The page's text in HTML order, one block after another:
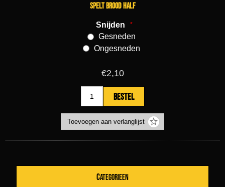
Spelt brood half
Snijden *
Gesneden
Ongesneden
€2,10
CATEGORIEEN